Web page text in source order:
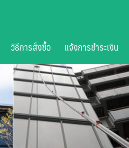
วิธีการสั่งซื้อ แจ้งการชำระเงิน